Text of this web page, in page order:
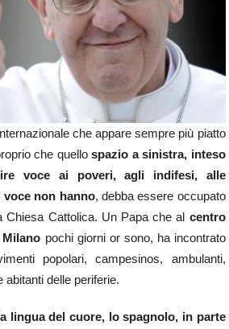
che appare sempre più piatto
che quellospazio a sinistra, inteso
voce ai poveri, agli indifesi, alle
non hanno, debba essere occupato
Chiesa Cattolica. Un Papa che al centro
pochi giorni or sono, ha incontrato
popolari, campesinos, ambulanti,
delle periferie.
lingua del cuore, lo spagnolo, in parte